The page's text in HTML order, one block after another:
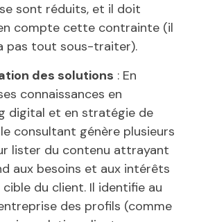
sont réduits, et il doit
compte cette contrainte (il
pas tout sous-traiter).
des solutions : En
connaissances en
digital et en stratégie de
consultant génère plusieurs
lister du contenu attrayant
aux besoins et aux intérêts
du client. Il identifie au
des profils (comme